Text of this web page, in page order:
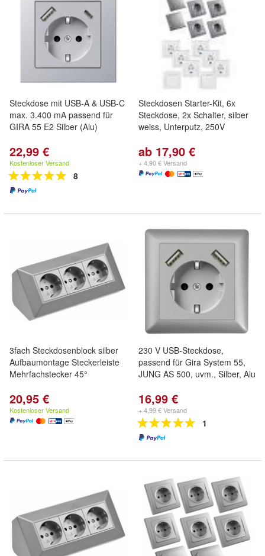
Steckdose mit USB-A & USB-C
max. 3.400 mA passend für
GIRA 55 E2 Silber (Alu)
22,99 €
Kostenloser Versand
8
Steckdosen Starter-Kit, 6x
Steckdose, 2x Schalter, silber
weiss, Unterputz, 250V
ab 17,90 €
+ 4,90 € Versand
3fach Steckdosenblock silber
Aufbaumontage Steckerleiste
Mehrfachstecker 45°
20,95 €
Kostenloser Versand
230 V USB-Steckdose,
passend für Gira System 55,
JUNG AS 500, uvm., Silber, Alu
16,99 €
+ 4,99 € Versand
1